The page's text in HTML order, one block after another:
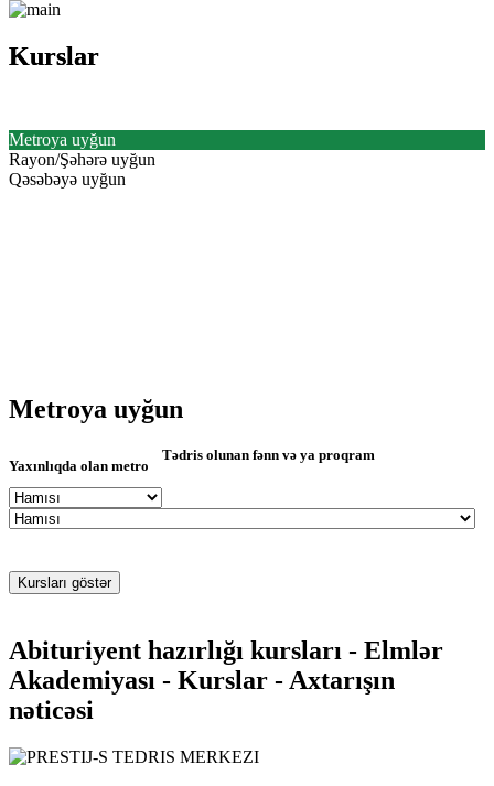
Kurslar
Kurslar
Metroya uyğun
Rayon/Şəhərə uyğun
Qəsəbəyə uyğun
Metroya uyğun
Yaxınlıqda olan metro
Tədris olunan fənn və ya proqram
Abituriyent hazırlığı kursları - Elmlər
Akademiyası - Kurslar - Axtarışın
nəticəsi